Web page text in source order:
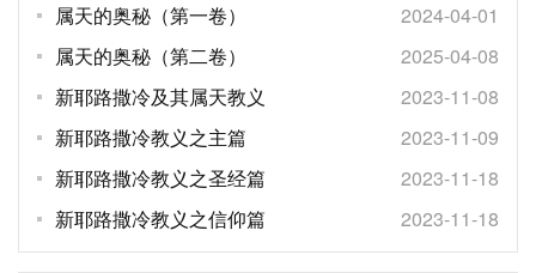
属天的奥秘（第一卷）
2024-04-01
属天的奥秘（第二卷）
2025-04-08
新耶路撒冷及其属天教义
2023-11-08
新耶路撒冷教义之主篇
2023-11-09
新耶路撒冷教义之圣经篇
2023-11-18
新耶路撒冷教义之信仰篇
2023-11-18